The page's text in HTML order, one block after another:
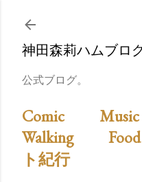
スキップしてメ
神田森莉ハムブロ
公式ブログ。
Comic
Walking
ト紀行